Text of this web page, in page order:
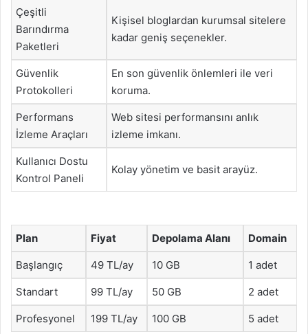
Çeşitli
Barındırma
Paketleri
Kişisel bloglardan kurumsal sitelere
kadar geniş seçenekler.
Güvenlik
Protokolleri
En son güvenlik önlemleri ile veri
koruma.
Performans
İzleme Araçları
Web sitesi performansını anlık
izleme imkanı.
Kullanıcı Dostu
Kontrol Paneli
Kolay yönetim ve basit arayüz.
Plan Fiyat Depolama Alanı Domain
Başlangıç 49 TL/ay 10 GB 1 adet
Standart 99 TL/ay 50 GB 2 adet
Profesyonel 199 TL/ay 100 GB 5 adet